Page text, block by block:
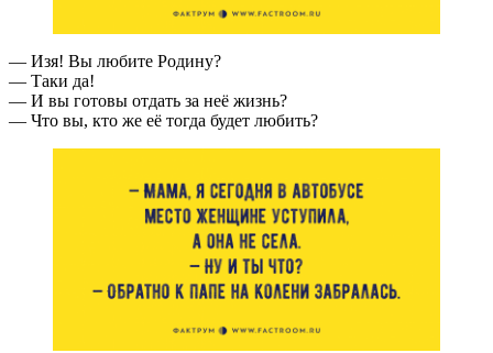
— Изя! Вы любите Родину?
— Таки да!
— И вы готовы отдать за неё жизнь?
— Что вы, кто же её тогда будет любить?